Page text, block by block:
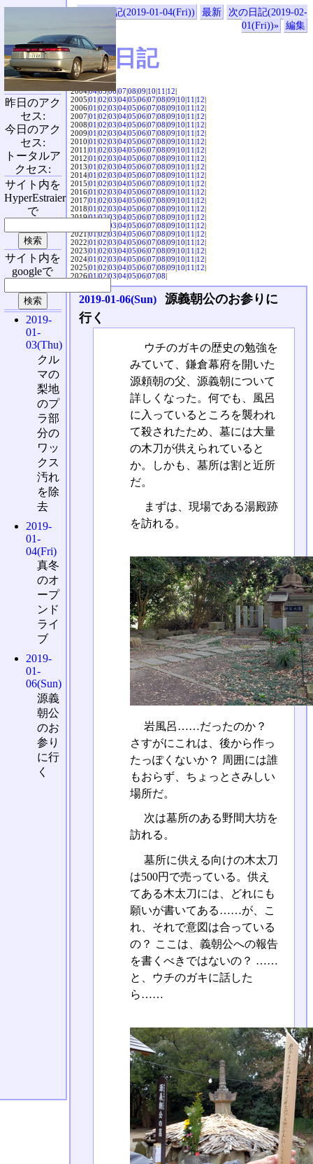
«前の日記(2019-01-04(Fri)) 最新
次の日記(2019-02-
01(Fri))»
編集
SVX日記
2004|04|05|06|07|08|09|10|11|12|
2005|01|02|03|04|05|06|07|08|09|10|11|12|
2006|01|02|03|04|05|06|07|08|09|10|11|12|
2007|01|02|03|04|05|06|07|08|09|10|11|12|
2008|01|02|03|04|05|06|07|08|09|10|11|12|
2009|01|02|03|04|05|06|07|08|09|10|11|12|
2010|01|02|03|04|05|06|07|08|09|10|11|12|
2011|01|02|03|04|05|06|07|08|09|10|11|12|
2012|01|02|03|04|05|06|07|08|09|10|11|12|
2013|01|02|03|04|05|06|07|08|09|10|11|12|
2014|01|02|03|04|05|06|07|08|09|10|11|12|
2015|01|02|03|04|05|06|07|08|09|10|11|12|
2016|01|02|03|04|05|06|07|08|09|10|11|12|
2017|01|02|03|04|05|06|07|08|09|10|11|12|
2018|01|02|03|04|05|06|07|08|09|10|11|12|
2019|01|02|03|04|05|06|07|08|09|10|11|12|
03|04|05|06|07|08|09|10|11|12|
2021|01|02|03|04|05|06|07|08|09|10|11|12|
2022|01|02|03|04|05|06|07|08|09|10|11|12|
2023|01|02|03|04|05|06|07|08|09|10|11|12|
2024|01|02|03|04|05|06|07|08|09|10|11|12|
2025|01|02|03|04|05|06|07|08|09|10|11|12|
2026|01|02|03|04|05|06|07|08|
2019-01-06(Sun)
源義朝公のお参りに
行く
ウチのガキの歴史の勉強を
みていて、鎌倉幕府を開いた
源頼朝の父、源義朝について
詳しくなった。何でも、風呂
に入っているところを襲われ
て殺されたため、墓には大量
の木刀が供えられていると
か。しかも、墓所は割と近所
だ。
まずは、現場である湯殿跡
を訪れる。
岩風呂……だったのか？
さすがにこれは、後から作っ
たっぽくないか？ 周囲には誰
もおらず、ちょっとさみしい
場所だ。
次は墓所のある野間大坊を
訪れる。
墓所に供える向けの木太刀
は500円で売っている。供え
てある木太刀には、どれにも
願いが書いてある……が、こ
れ、それで意図は合っている
の？ ここは、義朝公への報告
を書くべきではないの？ ……
と、ウチのガキに話した
ら……
昨日のアク
セス:
今日のアク
セス:
トータルア
クセス:
サイト内を
HyperEstraier
で
サイト内を
googleで
2019-
01-
03(Thu)
クル
マの
梨地
のプ
ラ部
分の
ワッ
クス
汚れ
を除
去
2019-
01-
04(Fri)
真冬
のオ
ープ
ンド
ライ
ブ
2019-
01-
06(Sun)
源義
朝公
のお
参り
に行
く